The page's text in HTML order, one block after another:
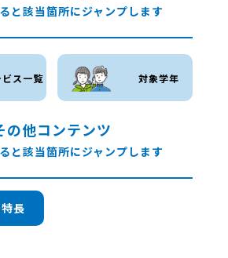
と該当箇所にジャンプします
ス一覧 対象学年
の他コンテンツ
と該当箇所にジャンプします
長